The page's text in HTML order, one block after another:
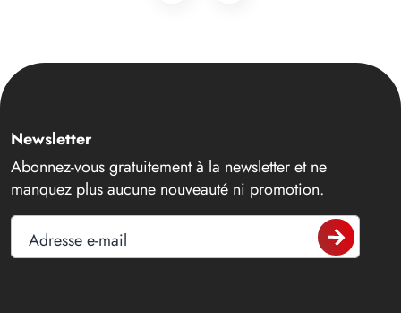
Newsletter
Abonnez-vous gratuitement à la newsletter et ne
manquez plus aucune nouveauté ni promotion.
Adresse e-mail